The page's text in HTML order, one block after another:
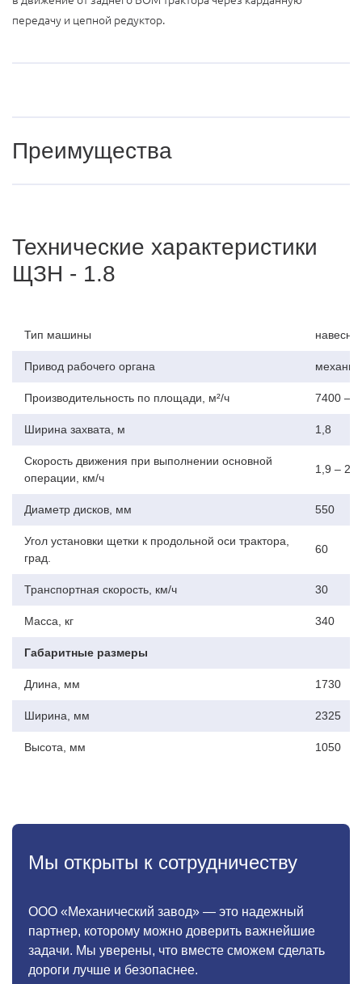
передачу и цепной редуктор.
Преимущества
больших площадей
Производительность до 16 000 м²/ч
Направленное сметание мусора за счет установки щетки
регулировкой высоты
Усиленная сварная рама
Продуманная кинематика привода с минимальными
Простота эксплуатации
Быстрое навешивание на трактор через стандартное
Привод от ВОМ без сложных гидросистем
Технические характеристики
ЩЗН - 1.8
Тип машины
Привод рабочего органа
Производительность по площади, м²/ч 7400 –
Ширина захвата, м 1,8
Скорость движения при выполнении основной
операции, км/ч
1,9 – 20
Диаметр дисков, мм 550
Угол установки щетки к продольной оси трактора,
град.
60
Транспортная скорость, км/ч 30
Масса, кг 340
Габаритные размеры
Длина, мм 1730
Ширина, мм 2325
Высота, мм 1050
Мы открыты к сотрудничеству
ООО «Механический завод» — это надежный
партнер, которому можно доверить важнейшие
задачи. Мы уверены, что вместе сможем сделать
дороги лучше и безопаснее.